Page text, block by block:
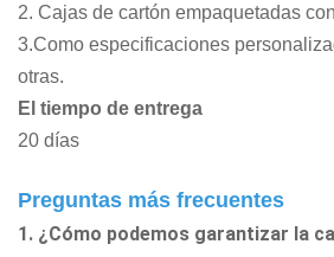
2. Cajas de cartón empaquetadas
3.Como especificaciones
otras.
El tiempo de entrega
20 días
Preguntas más frecuentes
1. ¿Cómo podemos garantizar la